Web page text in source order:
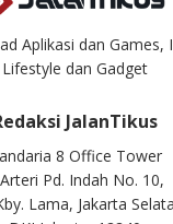
Aplikasi dan
Lifestyle dan Gadget
JalanTikus
8 Office Tower
Arteri Pd. Indah No. 10,
Lama, Jakarta